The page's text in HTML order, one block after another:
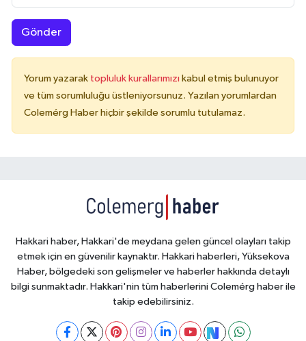
Gönder
Yorum yazarak topluluk kurallarımızı kabul etmiş bulunuyor
ve tüm sorumluluğu üstleniyorsunuz. Yazılan yorumlardan
Colemérg Haber hiçbir şekilde sorumlu tutulamaz.
Hakkari haber, Hakkari'de meydana gelen güncel olayları takip
etmek için en güvenilir kaynaktır. Hakkari haberleri, Yüksekova
Haber, bölgedeki son gelişmeler ve haberler hakkında detaylı
bilgi sunmaktadır. Hakkari'nin tüm haberlerini Colemérg haber ile
takip edebilirsiniz.